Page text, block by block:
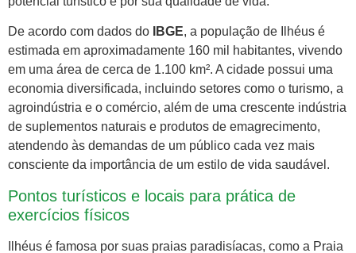
De acordo com dados do IBGE, a população de Ilhéus é
estimada em aproximadamente 160 mil habitantes, vivendo
em uma área de cerca de 1.100 km². A cidade possui uma
economia diversificada, incluindo setores como o turismo, a
agroindústria e o comércio, além de uma crescente indústria
de suplementos naturais e produtos de emagrecimento,
atendendo às demandas de um público cada vez mais
consciente da importância de um estilo de vida saudável.
Pontos turísticos e locais para prática de
exercícios físicos
Ilhéus é famosa por suas praias paradisíacas, como a Praia